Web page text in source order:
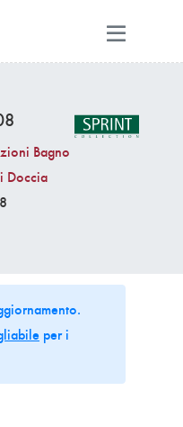
Bagno
Doccia
per i